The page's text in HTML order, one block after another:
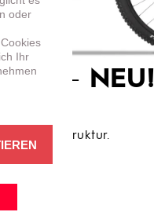
5.1 – NEU!
Struktur.
oder
Ihr